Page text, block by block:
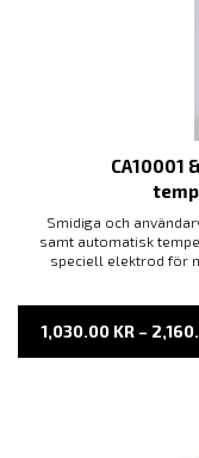
CA10001
Smidiga och
samt automatisk
speciell elektrod för
1,030.00 KR –